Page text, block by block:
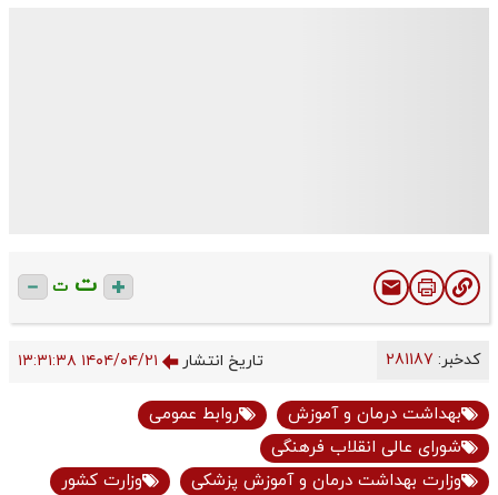
ت ت
کدخبر: تاریخ انتشار ۱۴۰۴/۰۴/۲۱ ۱۳:۳۱:۳۸
بهداشت درمان و آموزش
روابط عمومی
شورای عالی انقلاب فرهنگی
وزارت بهداشت درمان و آموزش پزشکی
وزارت کشور